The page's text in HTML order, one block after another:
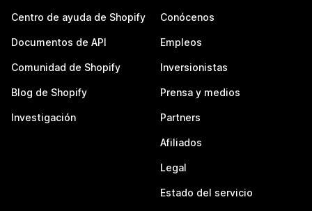
Centro de ayuda de Shopify
Documentos de API
Comunidad de Shopify
Blog de Shopify
Investigación
Conócenos
Empleos
Inversionistas
Prensa y medios
Partners
Afiliados
Legal
Estado del servicio